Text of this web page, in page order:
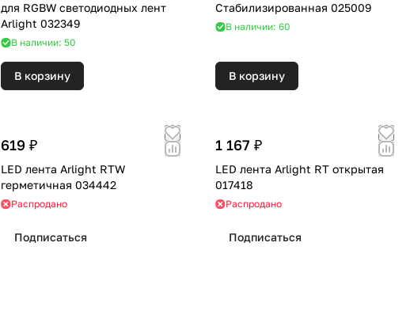
для RGBW светодиодных лент
Arlight 032349
В наличии: 50
В корзину
Стабилизированная 025009
В наличии: 60
В корзину
619 ₽
LED лента Arlight RTW
герметичная 034442
Распродано
Подписаться
1 167 ₽
LED лента Arlight RT открытая
017418
Распродано
Подписаться